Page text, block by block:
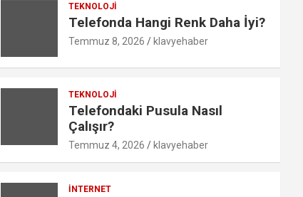
TEKNOLOJI
Telefonda Hangi Renk Daha İyi?
Temmuz 8, 2026 klavyehaber
TEKNOLOJI
Telefondaki Pusula Nasıl
Çalışır?
Temmuz 4, 2026 klavyehaber
İNTERNET